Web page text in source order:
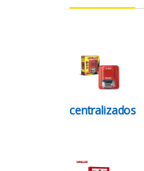
centralizados